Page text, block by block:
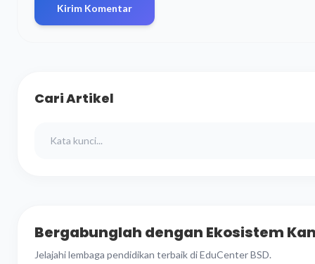
Kirim Komentar
Cari Artikel
Bergabunglah dengan Ekosistem
Jelajahi lembaga pendidikan terbaik di EduCenter BSD.